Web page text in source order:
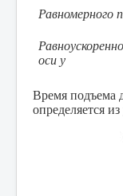
Равномерного
оси у
Время подъема
определяется